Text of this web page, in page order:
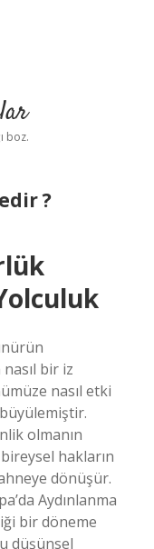
boz.
?
bir iz
nasıl etki
olmanın
hakların
dönüşür.
Aydınlanma
bir döneme
düşünsel